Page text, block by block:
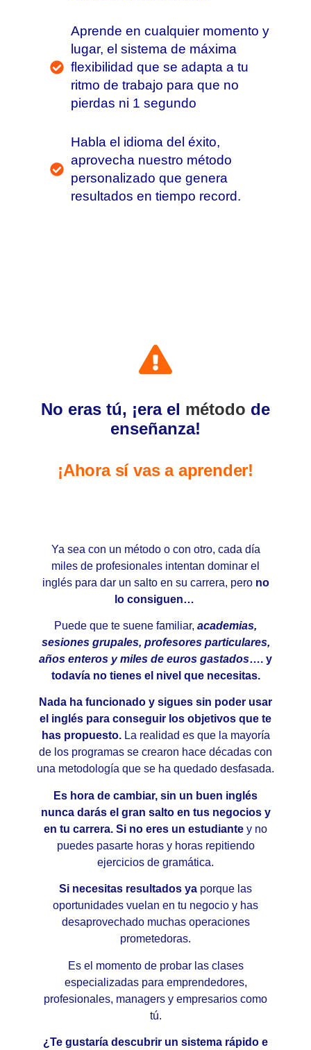
Aprende en cualquier momento y
lugar, el sistema de máxima
flexibilidad que se adapta a tu
ritmo de trabajo para que no
pierdas ni 1 segundo
Habla el idioma del éxito,
aprovecha nuestro método
personalizado que genera
resultados en tiempo record.
No eras tú, ¡era el método de
enseñanza!
¡Ahora sí vas a aprender!
Ya sea con un método o con otro, cada día
miles de profesionales intentan dominar el
inglés para dar un salto en su carrera, pero no
lo consiguen…
Puede que te suene familiar, academias,
sesiones grupales, profesores particulares,
años enteros y miles de euros gastados…. y
todavía no tienes el nivel que necesitas.
Nada ha funcionado y sigues sin poder usar
el inglés para conseguir los objetivos que te
has propuesto. La realidad es que la mayoría
de los programas se crearon hace décadas con
una metodología que se ha quedado desfasada.
Es hora de cambiar, sin un buen inglés
nunca darás el gran salto en tus negocios y
en tu carrera. Si no eres un estudiante y no
puedes pasarte horas y horas repitiendo
ejercicios de gramática.
Si necesitas resultados ya porque las
oportunidades vuelan en tu negocio y has
desaprovechado muchas operaciones
prometedoras.
Es el momento de probar las clases
especializadas para emprendedores,
profesionales, managers y empresarios como
tú.
¿Te gustaría descubrir un sistema rápido e